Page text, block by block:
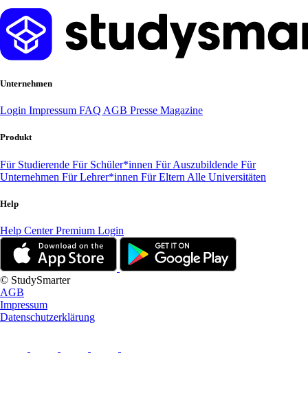
Unternehmen
Login Impressum FAQ AGB Presse Magazine
Produkt
Für Studierende Für Schüler*innen Für Auszubildende Für
Unternehmen Für Lehrer*innen Für Eltern Alle Universitäten
Help
Help CenterPremium Login
© StudySmarter
AGB
Impressum
Datenschutzerklärung